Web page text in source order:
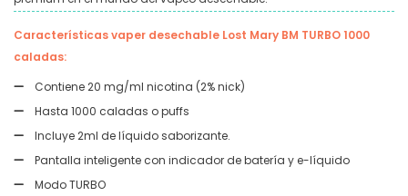
Características vaper desechable Lost Mary BM TURBO 1000
caladas:
Contiene 20 mg/ml nicotina (2% nick)
Hasta 1000 caladas o puffs
Incluye 2ml de líquido saborizante.
Pantalla inteligente con indicador de batería y e-líquido
Modo TURBO